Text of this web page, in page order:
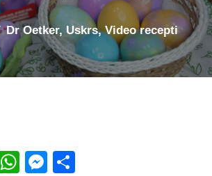
Dr Oetker, Uskrs,Video recepti
Vi
W
M